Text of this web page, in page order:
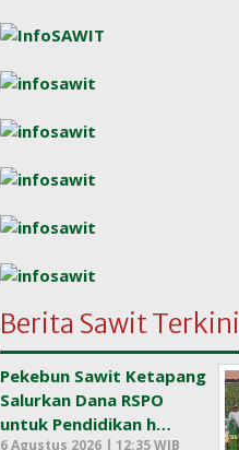
Berita Sawit Terkini
Pekebun Sawit Ketapang
Salurkan Dana RSPO
untuk Pendidikan h…
6 Agustus 2026 | 12:35 WIB